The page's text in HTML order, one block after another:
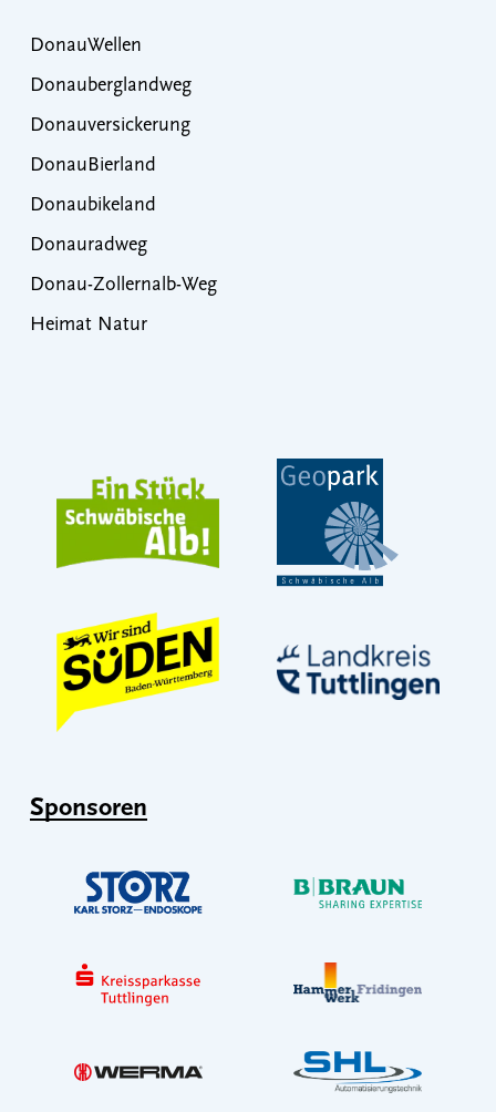
DonauWellen
Donauberglandweg
Donauversickerung
DonauBierland
Donaubikeland
Donauradweg
Donau-Zollernalb-Weg
Heimat Natur
Sponsoren